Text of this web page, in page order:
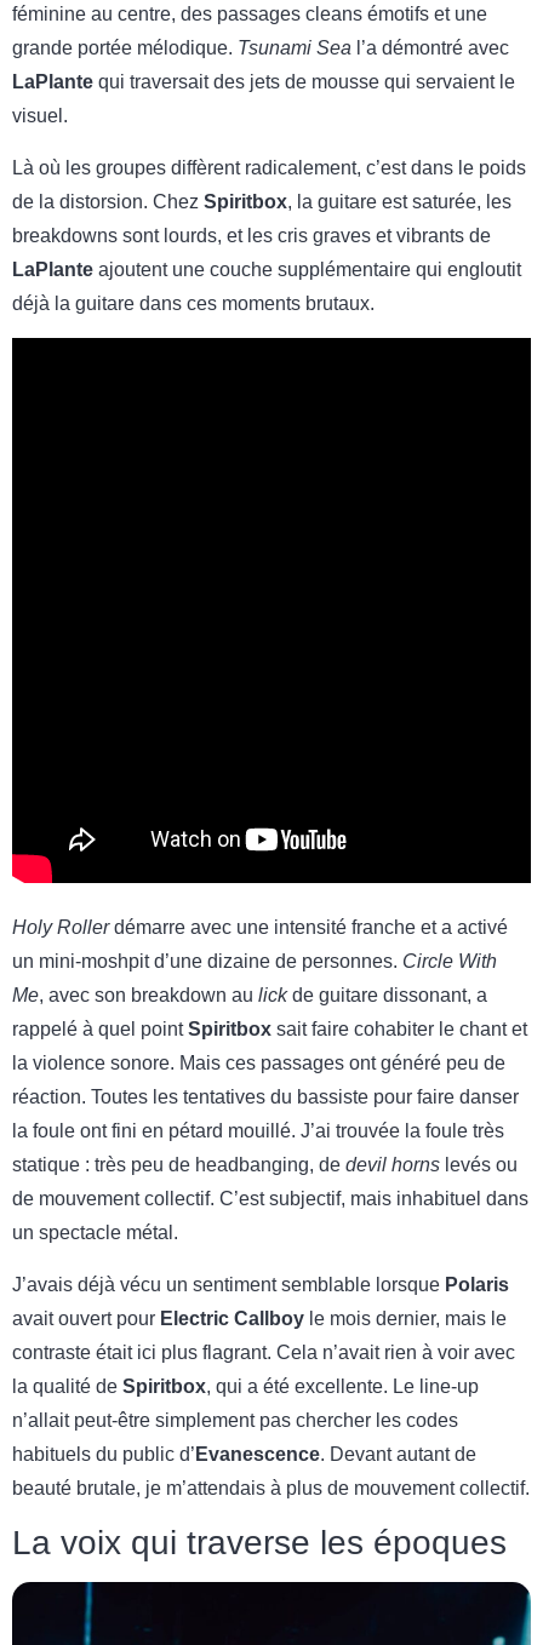
féminine au centre, des passages cleans émotifs et une
grande portée mélodique. Tsunami Sea l’a démontré avec
LaPlante qui traversait des jets de mousse qui servaient le
visuel.
Là où les groupes diffèrent radicalement, c’est dans le poids
de la distorsion. Chez Spiritbox, la guitare est saturée, les
breakdowns sont lourds, et les cris graves et vibrants de
LaPlante ajoutent une couche supplémentaire qui engloutit
déjà la guitare dans ces moments brutaux.
Holy Rollerdémarre avec une intensité franche et a activé
un mini-moshpit d’une dizaine de personnes. Circle With
Me, avec son breakdown au lickde guitare dissonant, a
rappelé à quel pointSpiritbox sait faire cohabiter le chant et
la violence sonore. Mais ces passages ont généré peu de
réaction. Toutes les tentatives du bassiste pour faire danser
la foule ont fini en pétard mouillé. J’ai trouvée la foule très
statique : très peu de headbanging, de devil horns levés ou
de mouvement collectif. C’est subjectif, mais inhabituel dans
un spectacle métal.
J’avais déjà vécu un sentiment semblable lorsque Polaris
avait ouvert pour Electric Callboy le mois dernier, mais le
contraste était ici plus flagrant. Cela n’avait rien à voir avec
la qualité de Spiritbox, qui a été excellente. Le line-up
n’allait peut-être simplement pas chercher les codes
habituels du public d’ Evanescence. Devant autant de
beauté brutale, je m’attendais à plus de mouvement collectif.
La voix qui traverse les époques